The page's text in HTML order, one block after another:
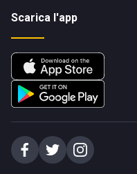
Scarica l'app